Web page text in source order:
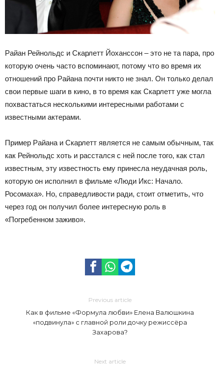
Райан Рейнольдс и Скарлетт Йоханссон – это не та пара, про
которую очень часто вспоминают, потому что во время их
отношений про Райана почти никто не знал. Он только делал
свои первые шаги в кино, в то время как Скарлетт уже могла
похвастаться несколькими интересными работами с
известными актерами.
Пример Райана и Скарлетт является не самым обычным, так
как Рейнольдс хоть и расстался с ней после того, как стал
известным, эту известность ему принесла неудачная роль,
которую он исполнил в фильме «Люди Икс: Начало.
Росомаха». Но, справедливости ради, стоит отметить, что
через год он получил более интересную роль в
«Погребенном заживо».
Previous article
Как в фильме «Формула любви» Елена Валюшкина
«подвинула» с главной роли дочку режиссёра
Захарова?
Next article